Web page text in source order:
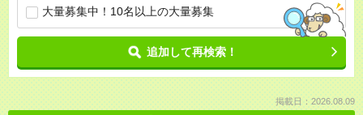
大量募集中！10名以上の大量募集
追加して再検索！
掲載日：2026.08.09